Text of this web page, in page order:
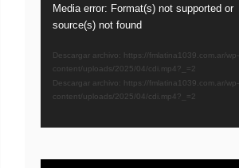
Reproductor
de
video
Media error: Format(s) not supported or
source(s) not found
Descargar archivo: https://fmlatina1039.com.ar/wp-
content/uploads/2025/04/cdi.mp4?_=2
Descargar archivo: https://fmlatina1039.com.ar/wp-
content/uploads/2025/04/cdi.mp4?_=2